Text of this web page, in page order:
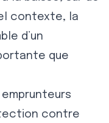
contexte, la
d’un
que
contre